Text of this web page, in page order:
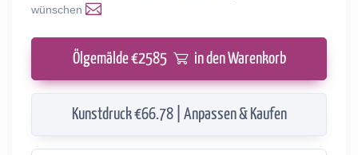
wünschen
Ölgemälde €2585 in den Warenkorb
Kunstdruck €66.78 | Anpassen & Kaufen